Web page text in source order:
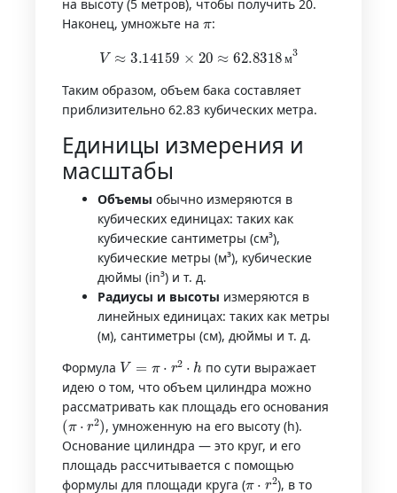
на высоту (5 метров), чтобы получить 20.
Наконец, умножьте на
π
:
V 3.14159 20≈ 62.8318м
Таким образом, объем бака составляет
приблизительно 62.83 кубических метра.
Единицы измерения и
масштабы
Объемы обычно измеряются в
кубических единицах: таких как
кубические сантиметры (см³),
кубические метры (м³), кубические
дюймы (in³) и т. д.
Радиусы и высоты измеряются в
линейных единицах: таких как метры
(м), сантиметры (см), дюймы и т. д.
Формула
V= h
по сути выражает
идею о том, что объем цилиндра можно
рассматривать как площадь его основания
(π⋅r2)
, умноженную на его высоту (h).
Основание цилиндра — это круг, и его
площадь рассчитывается с помощью
формулы для площади круга (
π⋅r2
), в то